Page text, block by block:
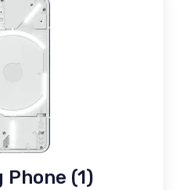
Phone (1)